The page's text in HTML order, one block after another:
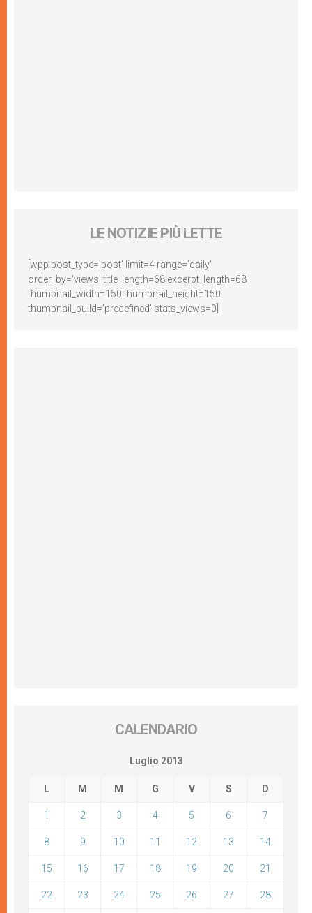
LE NOTIZIE PIÙ LETTE
[wpp post_type='post' limit=4 range='daily'
order_by='views' title_length=68 excerpt_length=68
thumbnail_width=150 thumbnail_height=150
thumbnail_build='predefined' stats_views=0]
CALENDARIO
Luglio 2013
L M M G V S D
1 2 3 4 5 6 7
8 9 10 11 12 13 14
15 16 17 18 19 20 21
22 23 24 25 26 27 28